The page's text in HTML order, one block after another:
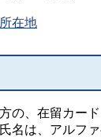
在地
の、在留カー
名は、アルフ